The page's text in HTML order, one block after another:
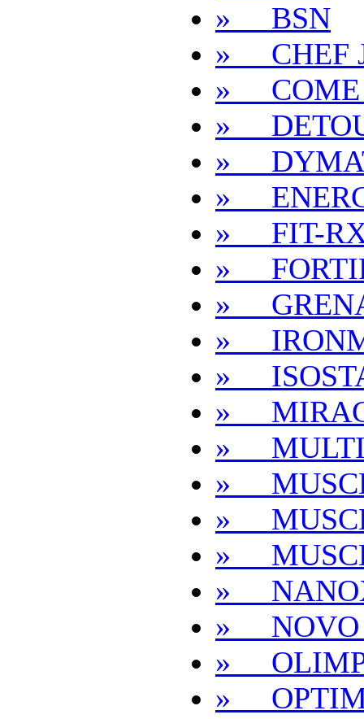
» BSN
» CHEF
» COME
»
»
»
» FIT-
»
»
»
»
»
»
»
»
»
»
» NOVO
»
»